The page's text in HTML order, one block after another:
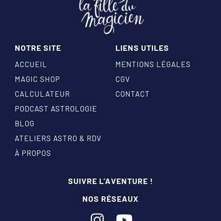
NOTRE SITE
ACCUEIL
MAGIC SHOP
CALCULATEUR
PODCAST ASTROLOGIE
BLOG
ATELIERS ASTRO & RDV
À PROPOS
LIENS UTILES
MENTIONS LÉGALES
CGV
CONTACT
SUIVRE L’AVENTURE !
NOS RÉSEAUX